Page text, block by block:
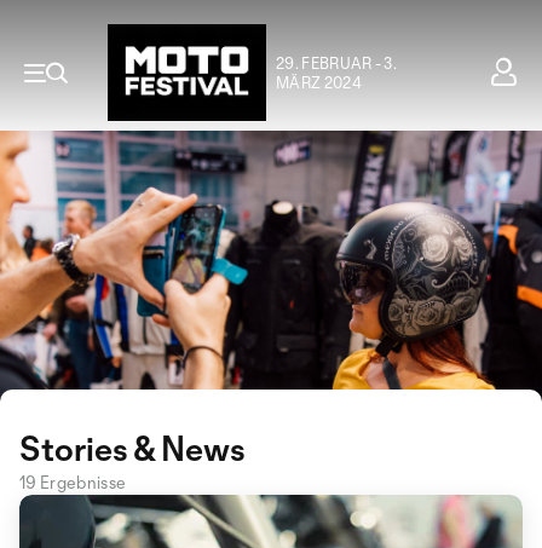
29. FEBRUAR - 3.
MÄRZ 2024
Stories & News
19 Ergebnisse